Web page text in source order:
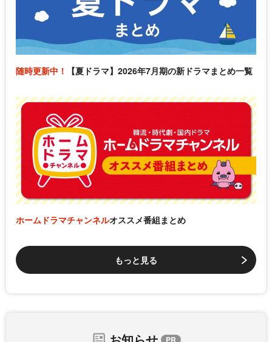
随時更新中！ 【夏ドラマ】2026年7月期の新ドラマまとめ一覧
ホームドラマチャンネルオススメ番組まとめ
もっと見る